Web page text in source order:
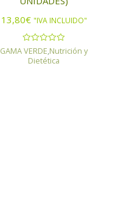
13,80€ "IVA INCLUIDO"
Valorado
con
GAMA VERDE,Nutrición y
Dietética